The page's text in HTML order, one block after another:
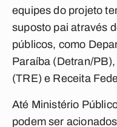
equipes do projeto
suposto pai através
públicos, como
Paraíba (Detran/
(TRE) e Receita
Até Ministério
podem ser